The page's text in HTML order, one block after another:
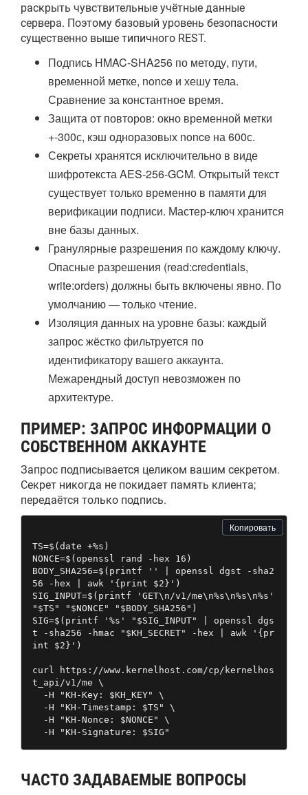
раскрыть чувствительные учётные данные
сервера. Поэтому базовый уровень безопасности
существенно выше типичного REST.
Подпись HMAC-SHA256 по методу, пути,
временной метке, nonce и хешу тела.
Сравнение за константное время.
Защита от повторов: окно временной метки
+-300с, кэш одноразовых nonce на 600с.
Секреты хранятся исключительно в виде
шифротекста AES-256-GCM. Открытый текст
существует только временно в памяти для
верификации подписи. Мастер-ключ хранится
вне базы данных.
Гранулярные разрешения по каждому ключу.
Опасные разрешения (read:credentials,
write:orders) должны быть включены явно. По
умолчанию — только чтение.
Изоляция данных на уровне базы: каждый
запрос жёстко фильтруется по
идентификатору вашего аккаунта.
Межарендный доступ невозможен по
архитектуре.
ПРИМЕР: ЗАПРОС ИНФОРМАЦИИ О
СОБСТВЕННОМ АККАУНТЕ
Запрос подписывается целиком вашим секретом.
Секрет никогда не покидает память клиента;
передаётся только подпись.
TS=$(date +%s)
NONCE=$(openssl rand -hex 16)
BODY_SHA256=$(printf '' | openssl dgst -sha2
56 -hex | awk '{print $2}')
SIG_INPUT=$(printf 'GET\n/v1/me\n%s\n%s\n%s'
"$TS" "$NONCE" "$BODY_SHA256")
SIG=$(printf '%s' "$SIG_INPUT" | openssl dgs
t -sha256 -hmac "$KH_SECRET" -hex | awk '{pr
int $2}')
curl https://www.kernelhost.com/cp/kernelhos
t_api/v1/me \
  -H "KH-Signature: $SIG"
Копировать
ЧАСТО ЗАДАВАЕМЫЕ ВОПРОСЫ